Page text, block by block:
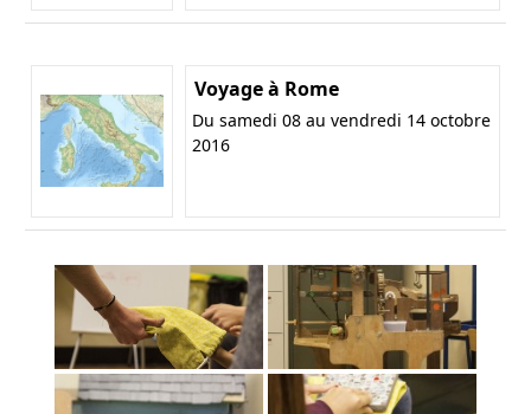
Voyage à Rome
Du samedi 08 au vendredi 14 octobre
2016